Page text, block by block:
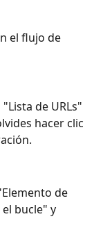
el flujo de
de URLs"
hacer clic
de
bucle" y